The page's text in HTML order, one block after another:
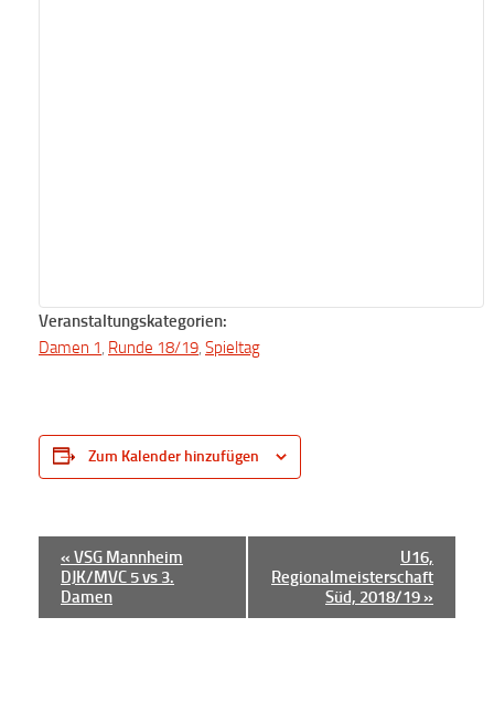
Veranstaltungskategorien:
Damen 1 Runde 18/19 Spieltag
Zum Kalender hinzufügen
r
« VSG Mannheim
DJK/MVC 5 vs 3.
Damen
U16,
Regionalmeisterschaft
Süd, 2018/19 »